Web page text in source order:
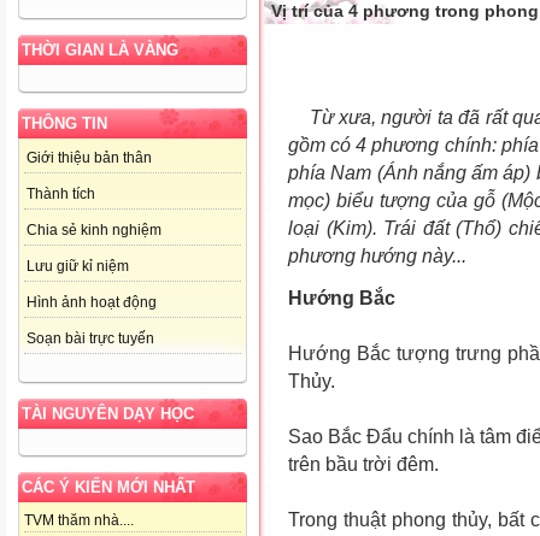
THỜI GIAN LÀ VÀNG
THÔNG TIN
Giới thiệu bản thân
Thành tích
Chia sẻ kinh nghiệm
Lưu giữ kỉ niệm
Hình ảnh hoạt động
Soạn bài trực tuyến
TÀI NGUYÊN DẠY HỌC
CÁC Ý KIẾN MỚI NHẤT
TVM thăm nhà....
Vị trí của 4 phương trong
Từ xưa, người ta đã rất
gồm có 4 phương chính:
phía Nam (Ánh nắng ấm
mọc) biểu tượng của gỗ
loại (Kim). Trái đất (Thổ)
phương hướng này...
Hướng Bắc
Hướng Bắc tượng trưng
Thủy.
Sao Bắc Đẩu chính là tâm
trên bầu trời đêm.
Trong thuật phong thủy,